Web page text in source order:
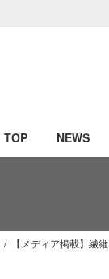
TOP NEWS
【メディア掲載】繊